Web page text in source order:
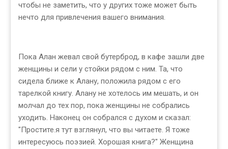
чтобы не заметить, что у других тоже может быть
нечто для привлечения вашего внимания.
Пока Алан жевал свой бутерброд, в кафе зашли две
женщины и сели у стойки рядом с ним. Та, что
сидела ближе к Алану, положила рядом с его
тарелкой книгу. Алану не хотелось им мешать, и он
молчал до тех пор, пока женщины не собрались
уходить. Наконец он собрался с духом и сказал:
"Простите.я тут взглянул, что вы читаете. Я тоже
интересуюсь поэзией. Хорошая книга?" Женщина